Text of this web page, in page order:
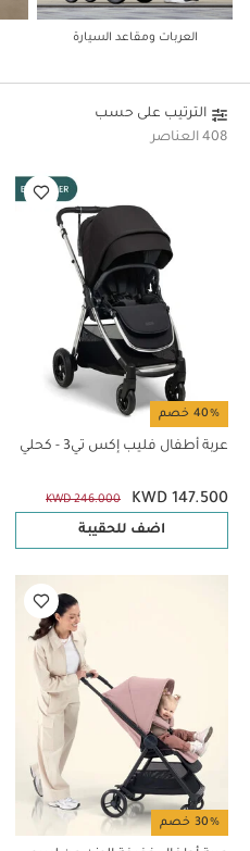
العربات ومقاعد السيارة
الترتيب على حسب
408 العناصر
40% خصم
عربة أطفال فليب إكس تي3 - كحلي
KWD 147.500
KWD 246.000
اضف للحقيبة
30% خصم